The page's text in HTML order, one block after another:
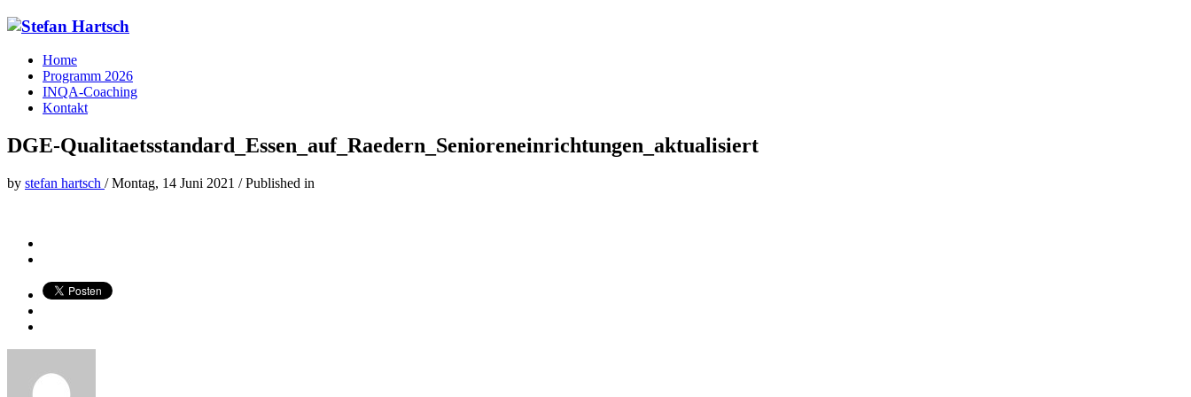
Home
Programm 2026
INQA-Coaching
Kontakt
DGE-Qualitaetsstandard_Essen_auf_Raedern_Senioreneinrichtungen_aktualisiert
by stefan hartsch /Montag, 14 Juni 2021 /Published in